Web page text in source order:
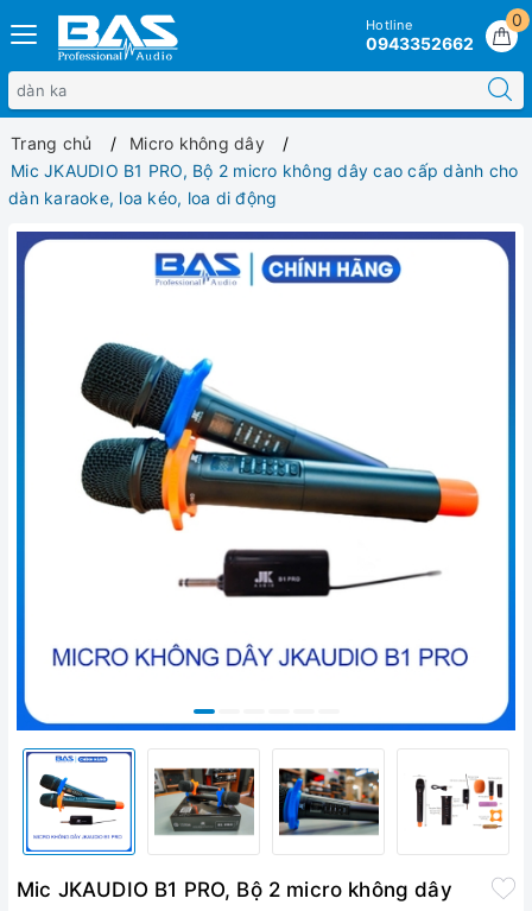
0
Hotline
0943352662
Trang chủ
Micro không dây
Mic JKAUDIO B1 PRO, Bộ 2 micro không dây cao cấp dành cho
dàn karaoke, loa kéo, loa di động
Mic JKAUDIO B1 PRO, Bộ 2 micro không dây